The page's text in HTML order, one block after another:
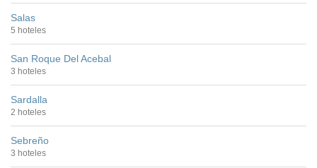
Salas
5 hoteles
San Roque Del Acebal
3 hoteles
Sardalla
2 hoteles
Sebreño
3 hoteles